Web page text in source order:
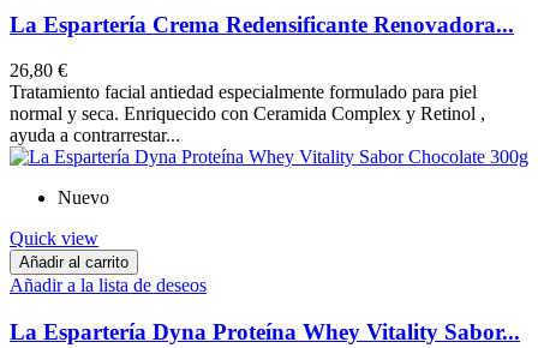
La Espartería Crema Redensificante Renovadora...
26,80 €
Tratamiento facial antiedad especialmente formulado para piel
normal y seca. Enriquecido con Ceramida Complex y Retinol ,
ayuda a contrarrestar...
Nuevo
Quick view
Añadir al carrito
Añadir a la lista de deseos
La Espartería Dyna Proteína Whey Vitality Sabor...